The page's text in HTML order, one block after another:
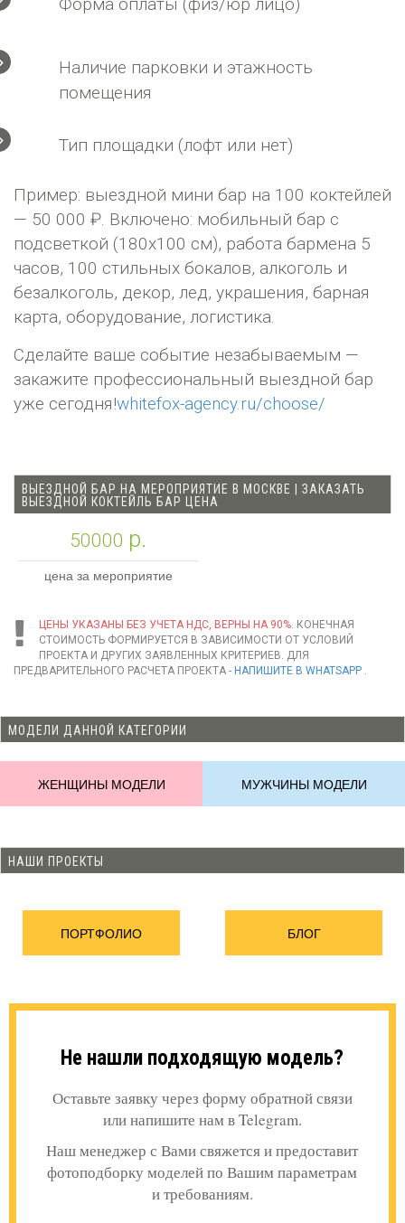
Наличие парковки и этажность
помещения
Тип площадки (лофт или нет)
Пример: выездной мини бар на 100 коктейлей
— 50 000 ₽. Включено: мобильный бар с
подсветкой (180х100 см), работа бармена 5
часов, 100 стильных бокалов, алкоголь и
безалкоголь, декор, лед, украшения, барная
карта, оборудование, логистика.
Сделайте ваше событие незабываемым —
закажите профессиональный выездной бар
уже сегодня!whitefox-agency.ru/choose/
ВЫЕЗДНОЙ БАР НА МЕРОПРИЯТИЕ В МОСКВЕ | ЗАКАЗАТЬ
ВЫЕЗДНОЙ КОКТЕЙЛЬ БАР ЦЕНА
50000 р.
цена за мероприятие
ЦЕНЫ УКАЗАНЫ БЕЗ УЧЕТА НДС, ВЕРНЫ НА 90%. КОНЕЧНАЯ
СТОИМОСТЬ ФОРМИРУЕТСЯ В ЗАВИСИМОСТИ ОТ УСЛОВИЙ
ПРОЕКТА И ДРУГИХ ЗАЯВЛЕННЫХ КРИТЕРИЕВ. ДЛЯ
ПРЕДВАРИТЕЛЬНОГО РАСЧЕТА ПРОЕКТА - НАПИШИТЕ В WHATSAPP .
МОДЕЛИ ДАННОЙ КАТЕГОРИИ
ЖЕНЩИНЫ МОДЕЛИ МУЖЧИНЫ МОДЕЛИ
НАШИ ПРОЕКТЫ
ПОРТФОЛИО БЛОГ
Не нашли подходящую модель?
Оставьте заявку через форму обратной связи
или напишите нам в Telegram.
Наш менеджер с Вами свяжется и предоставит
фотоподборку моделей по Вашим параметрам
и требованиям.